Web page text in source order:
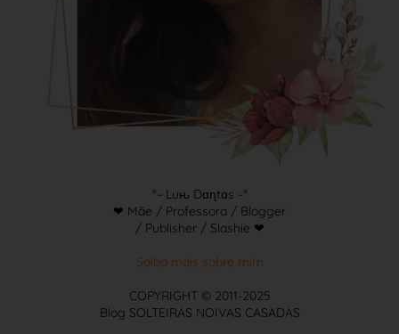
°~ Luԋ Dɑɳtɑs ~°
❤ Mãe / Professora / Blogger
/ Publisher / Slashie ❤
Saiba mais sobre mim
COPYRIGHT © 2011-2025
Blog SOLTEIRAS NOIVAS CASADAS